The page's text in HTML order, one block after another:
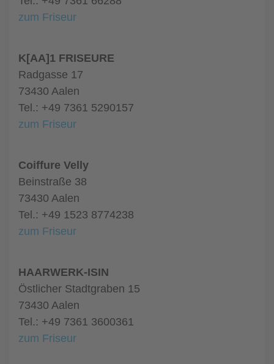
zum Friseur
K[AA]1 FRISEURE
Radgasse 17
73430 Aalen
Tel.: +49 7361 5290157
zum Friseur
Coiffure Velly
Beinstraße 38
73430 Aalen
Tel.: +49 1523 8774238
zum Friseur
HAARWERK-ISIN
Östlicher Stadtgraben 15
73430 Aalen
Tel.: +49 7361 3600361
zum Friseur